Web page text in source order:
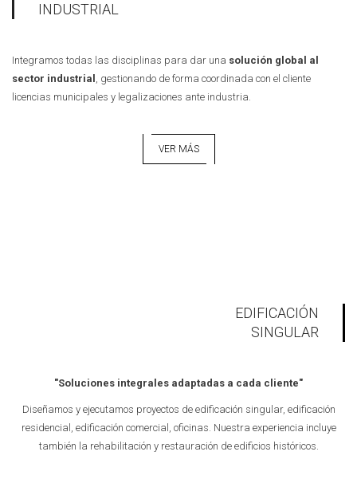
INDUSTRIAL
Integramos todas las disciplinas para dar una solución global al
sector industrial , gestionando de forma coordinada con el cliente
licencias municipales y legalizaciones ante industria.
VER MÁS
EDIFICACIÓN
SINGULAR
"Soluciones integrales adaptadas a cada cliente"
Diseñamos y ejecutamos proyectos de edificación singular, edificación
residencial, edificación comercial, oficinas. Nuestra experiencia incluye
también la rehabilitación y restauración de edificios históricos.